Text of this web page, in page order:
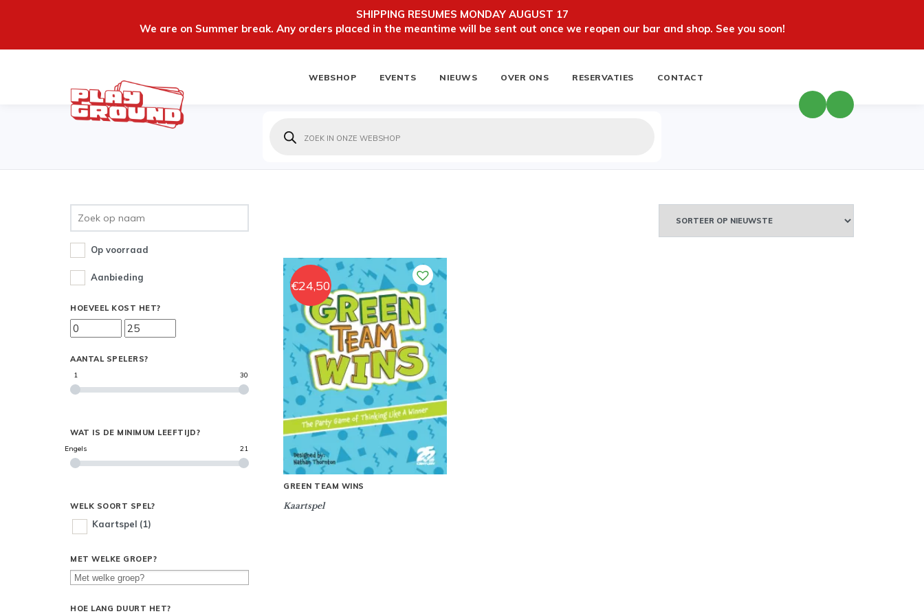
SHIPPING RESUMES MONDAY AUGUST 17
We are on Summer break. Any orders placed in the meantime will be sent out once we reopen our bar and shop. See you soon!
WEBSHOP EVENTS NIEUWS OVER ONS RESERVATIES CONTACT
zoeken
Op voorraad
Aanbieding
HOEVEEL KOST HET?
AANTAL SPELERS?
1 30
WAT IS DE MINIMUM LEEFTIJD?
Engels 21
WELK SOORT SPEL?
Kaartspel (1)
MET WELKE GROEP?
HOE LANG DUURT HET?
GREEN TEAM WINS
Kaartspel
€24,50